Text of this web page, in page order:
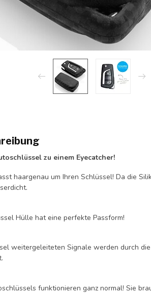
zu einem Eyecatcher!
haargenau um Ihren Schlüssel! Da die
Hülle hat eine perfekte Passform!
weitergeleiteten Signale werden durch
funktionieren ganz normal! Sie